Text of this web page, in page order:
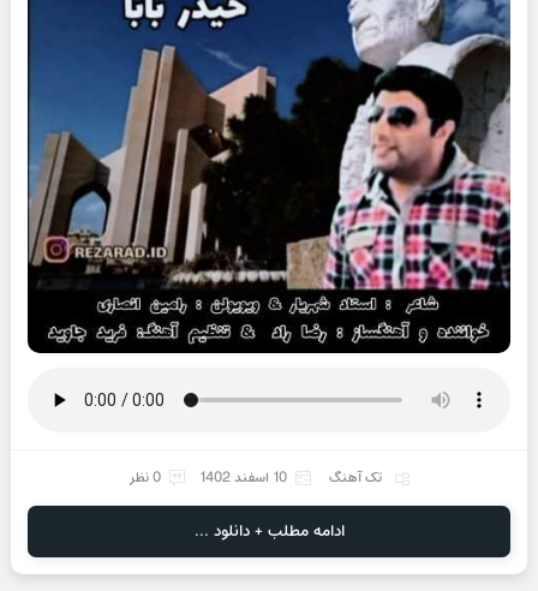
تک آهنگ 10 اسفند 1402 0 نظر
ادامه مطلب + دانلود ...